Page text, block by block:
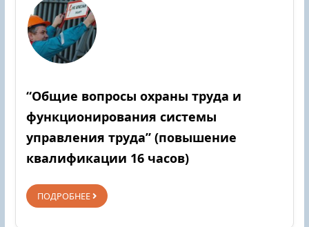
“Общие вопросы охраны труда и
функционирования системы
управления труда” (повышение
квалификации 16 часов)
ПОДРОБНЕЕ